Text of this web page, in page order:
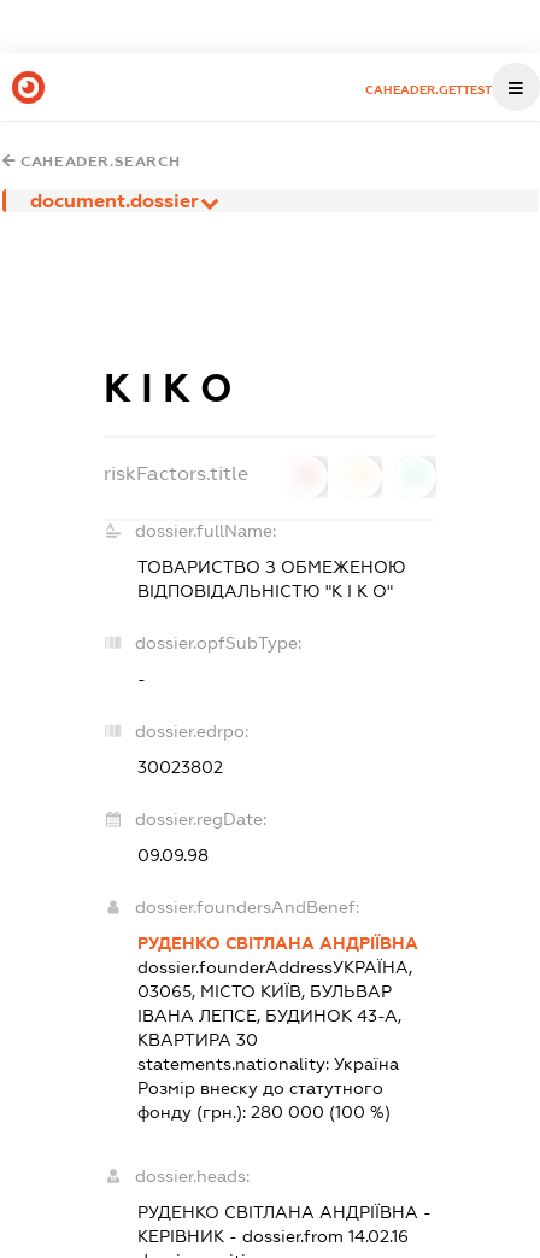
CAHEADER.GETTEST
CAHEADER.SEARCH
document.dossier
К І К О
riskFactors.title
dossier.fullName:
ТОВАРИСТВО З ОБМЕЖЕНОЮ
ВІДПОВІДАЛЬНІСТЮ "К І К О"
dossier.opfSubType:
-
dossier.edrpo:
30023802
dossier.regDate:
09.09.98
dossier.foundersAndBenef:
РУДЕНКО СВІТЛАНА АНДРІЇВНА
dossier.founderAddressУКРАЇНА,
03065, МІСТО КИЇВ, БУЛЬВАР
ІВАНА ЛЕПСЕ, БУДИНОК 43-А,
КВАРТИРА 30
statements.nationality:Україна
Розмір внеску до статутного
фонду (грн.):280 000 (100 %)
dossier.heads:
РУДЕНКО СВІТЛАНА АНДРІЇВНА -
КЕРІВНИК - dossier.from 14.02.16